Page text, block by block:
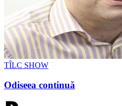
TÎLC SHOW
Odiseea continuă